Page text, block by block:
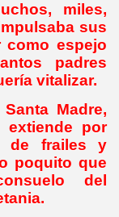
miles,
sus
como espejo
padres
vitalizar.
Madre,
extiende por
de frailes y
poquito que
del